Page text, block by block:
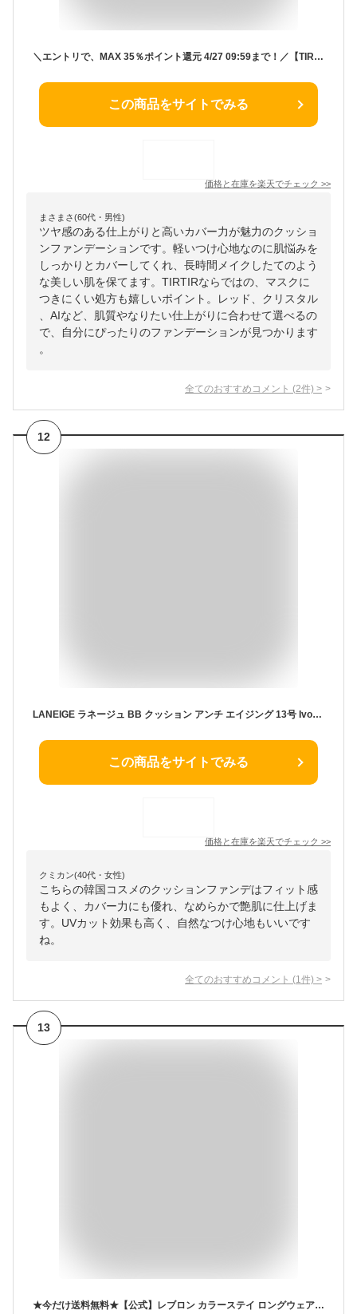
＼エントリで、MAX 35％ポイント還元 4/27 09:59まで！／【TIRTIR公式】 マスクフィットクッションシリーズ（ルビーメッシュ / AI / レッド / クリスタルメッシュ 全5種) 本品 18g, 15g クッションファンデ / クッションファンデーション / クッションファンデ
この商品をサイトでみる
価格と在庫を楽天でチェック >>
まさまさ(60代・男性)
ツヤ感のある仕上がりと高いカバー力が魅力のクッショ
ンファンデーションです。軽いつけ心地なのに肌悩みを
しっかりとカバーしてくれ、長時間メイクしたてのよう
な美しい肌を保てます。TIRTIRならではの、マスクに
つきにくい処方も嬉しいポイント。レッド、クリスタル
、AIなど、肌質やなりたい仕上がりに合わせて選べるの
で、自分にぴったりのファンデーションが見つかります
。
全てのおすすめコメント (2件) >
12
LANEIGE ラネージュ BB クッション アンチ エイジング 13号 Ivory SPF50+ PA+++ 15g x 2【韓国化粧品】【アモーレパシフィック】【韓国コスメ】【国内発送】【メイクアップ】 【SNS話題商品】【女優チョン・ジヒョン愛用】
この商品をサイトでみる
価格と在庫を楽天でチェック >>
クミカン(40代・女性)
こちらの韓国コスメのクッションファンデはフィット感
もよく、カバー力にも優れ、なめらかで艶肌に仕上げま
す。UVカット効果も高く、自然なつけ心地もいいです
ね。
全てのおすすめコメント (1 件) >
13
★今だけ送料無料★【公式】レブロン カラーステイ ロングウェア UV クッション ファンデーション 12.5mL 全3色 クッションファンデ SPF50 PA++++ くずれない ツヤ肌 カバー力 透明感 保湿 毛穴 美白 崩れにくい